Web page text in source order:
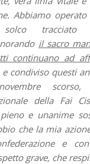
Abbiamo
tracciato
il sacro
continuano ad
condiviso questi
scorso,
della Fai
e unanime
che la mia
e
grave, che